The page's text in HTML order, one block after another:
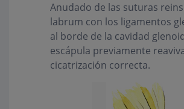
Anudado de las suturas
labrum con los ligamentos
al borde de la cavidad
escápula previamente
cicatrización correcta.